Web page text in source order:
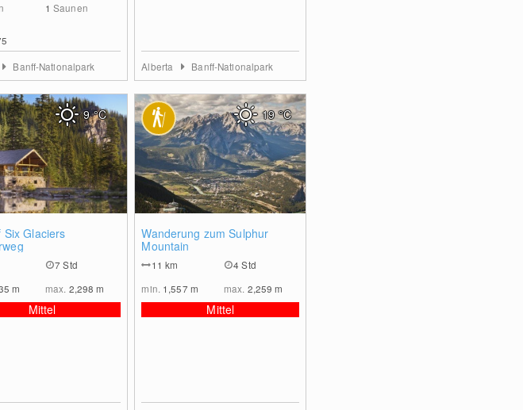
1 Saunen
Banff-Nationalpark Alberta Banff-Nationalpark
Six Glaciers
7 Std
m max. 2,298m
Mittel
9°C
Wanderung zum Sulphur
Mountain
11km
4 Std
min. 1,557 m max. 2,259m
Mittel
19°C